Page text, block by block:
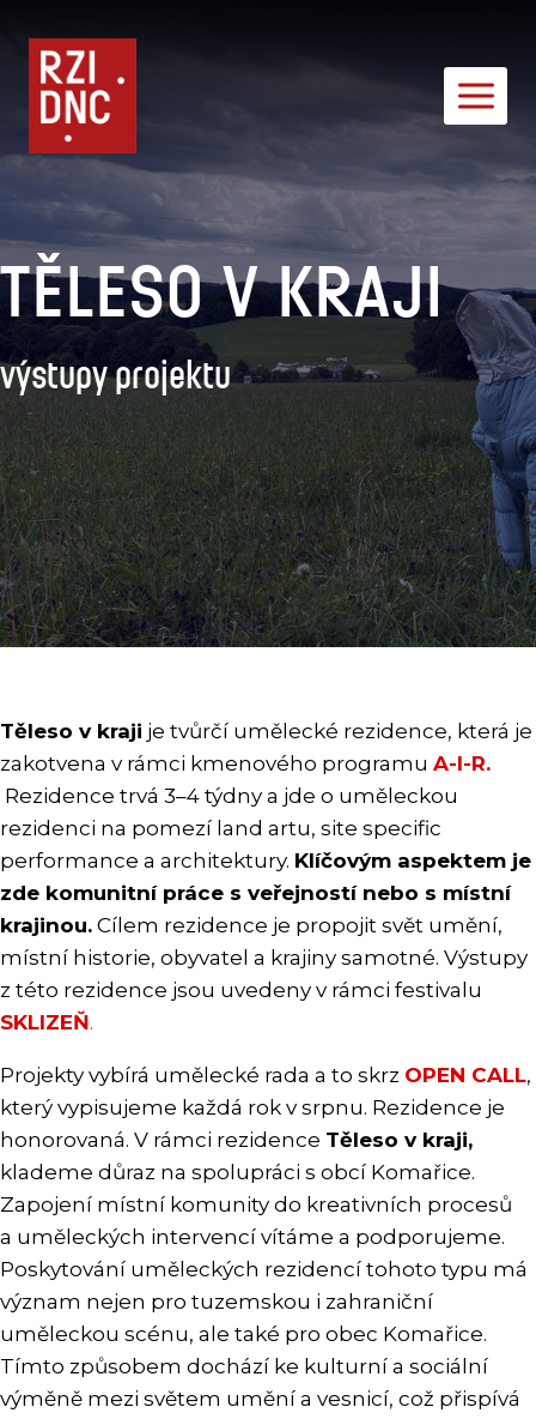
obsah
TĚLESO V KRAJI
výstupy projektu
Těleso v kraji je tvůrčí umělecké rezidence, která je
zakotvena v rámci kmenového programu A-I-R.
Rezidence trvá 3–4 týdny a jde o uměleckou
rezidenci na pomezí land artu, site specific
performance a architektury. Klíčovým aspektem je
zde komunitní práce s veřejností nebo s místní
krajinou. Cílem rezidence je propojit svět umění,
místní historie, obyvatel a krajiny samotné. Výstupy
z této rezidence jsou uvedeny v rámci festivalu
SKLIZEŇ.
Projekty vybírá umělecké rada a to skrz OPEN CALL,
který vypisujeme každá rok v srpnu. Rezidence je
honorovaná. V rámci rezidence Těleso v kraji,
klademe důraz na spolupráci s obcí Komařice.
Zapojení místní komunity do kreativních procesů
a uměleckých intervencí vítáme a podporujeme.
Poskytování uměleckých rezidencí tohoto typu má
význam nejen pro tuzemskou i zahraniční
uměleckou scénu, ale také pro obec Komařice.
Tímto způsobem dochází ke kulturní a sociální
výměně mezi světem umění a vesnicí, což přispívá